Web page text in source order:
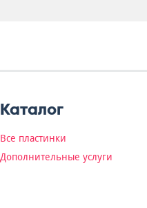
Каталог
Все пластинки
Дополнительные услуги